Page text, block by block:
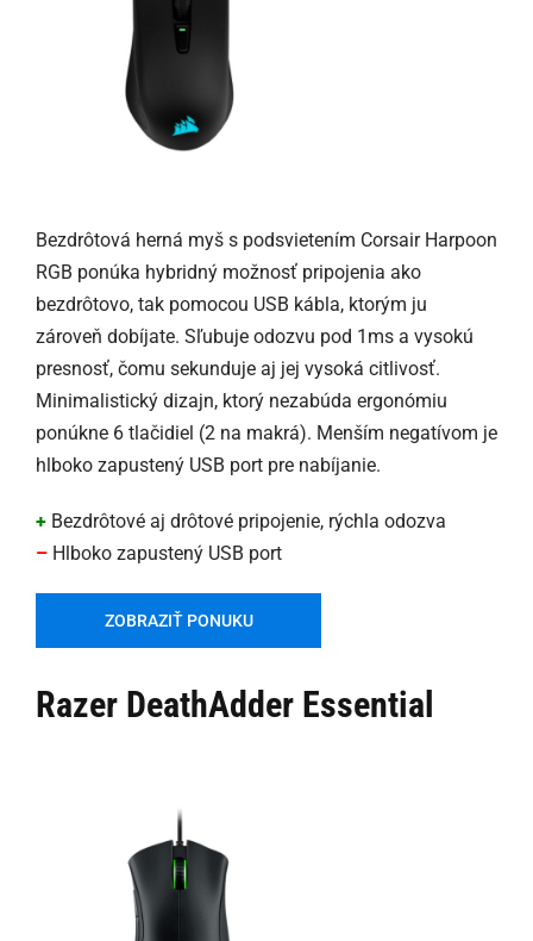
Bezdrôtová herná myš s podsvietením Corsair Harpoon
RGB ponúka hybridný možnosť pripojenia ako
bezdrôtovo, tak pomocou USB kábla, ktorým ju
zároveň dobíjate. Sľubuje odozvu pod 1ms a vysokú
presnosť, čomu sekunduje aj jej vysoká citlivosť.
Minimalistický dizajn, ktorý nezabúda ergonómiu
ponúkne 6 tlačidiel (2 na makrá). Menším negatívom je
hlboko zapustený USB port pre nabíjanie.
+ Bezdrôtové aj drôtové pripojenie, rýchla odozva
– Hlboko zapustený USB port
ZOBRAZIŤ PONUKU
Razer DeathAdder Essential